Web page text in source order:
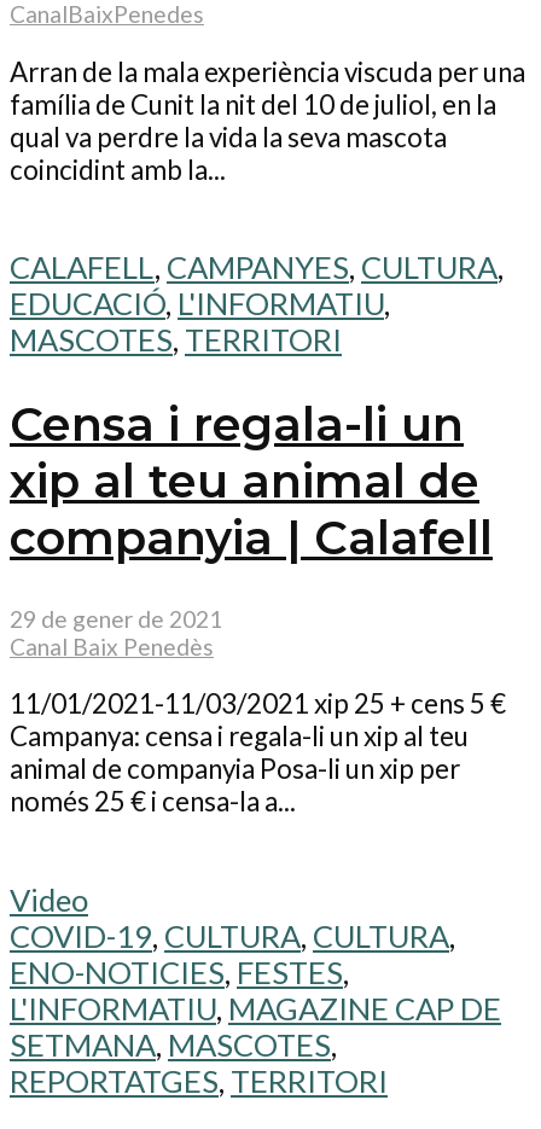
CanalBaixPenedes
Arran de la mala experiència viscuda per una
família de Cunit la nit del 10 de juliol, en la
qual va perdre la vida la seva mascota
coincidint amb la...
CALAFELL, CAMPANYES, CULTURA,
EDUCACIÓ, L'INFORMATIU,
MASCOTES, TERRITORI
Censa i regala-li un
xip al teu animal de
companyia | Calafell
29 de gener de 2021
Canal Baix Penedès
11/01/2021-11/03/2021 xip 25 + cens 5 €
Campanya: censa i regala-li un xip al teu
animal de companyia Posa-li un xip per
només 25 € i censa-la a...
Video
COVID-19, CULTURA, CULTURA,
ENO-NOTICIES, FESTES,
L'INFORMATIU, MAGAZINE CAP DE
SETMANA, MASCOTES,
REPORTATGES, TERRITORI